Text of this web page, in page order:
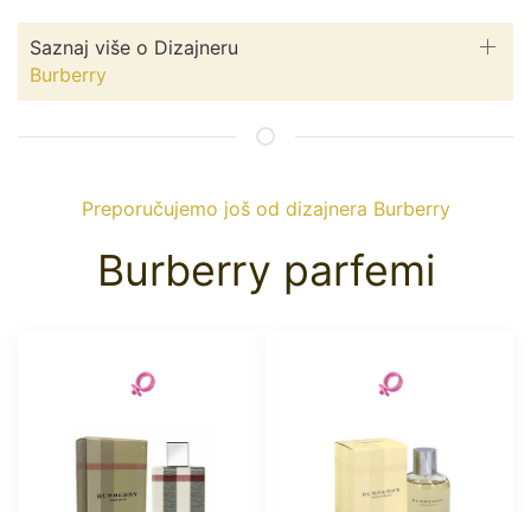
Saznaj više o Dizajneru
Burberry
Preporučujemo još od dizajnera Burberry
Burberry parfemi